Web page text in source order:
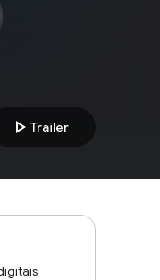
play_arrow Trailer